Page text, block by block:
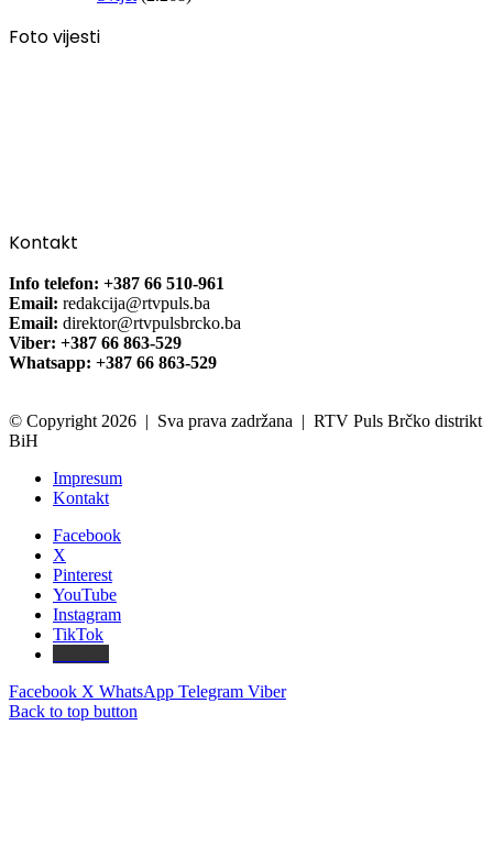
Foto vijesti
Kontakt
Info telefon: +387 66 510-961
Email: redakcija@rtvpuls.ba
Email: direktor@rtvpulsbrcko.ba
Viber: +387 66 863-529
Whatsapp: +387 66 863-529
© Copyright 2026 | Sva prava zadržana | RTV Puls Brčko distrikt
BiH
Impresum
Kontakt
Facebook
X
Pinterest
YouTube
Instagram
TikTok
Facebook X WhatsApp Telegram Viber
Back to top button